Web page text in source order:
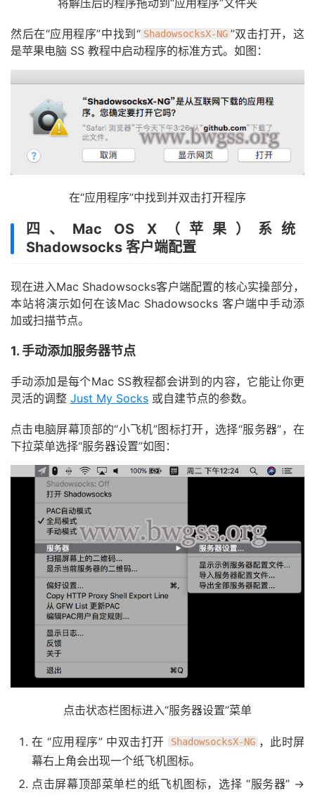
然后在“应用程序”中找到“ ShadowsocksX-NG ”双击打开，这
是苹果电脑 SS 教程中启动程序的标准方式。如图：
在“应用程序”中找到并双击打开程序
四、Mac OS X（苹果）系统
Shadowsocks 客户端配置
现在进入Mac Shadowsocks客户端配置的核心实操部分，
本站将演示如何在该Mac Shadowsocks 客户端中手动添
加或扫描节点。
1. 手动添加服务器节点
手动添加是每个Mac SS教程都会讲到的内容，它能让你更
灵活的调整 Just My Socks 或自建节点的参数。
点击电脑屏幕顶部的“小飞机”图标打开，选择“服务器”，在
下拉菜单选择“服务器设置”如图：
点击状态栏图标进入“服务器设置”菜单
在 “应用程序” 中双击打开 ShadowsocksX-NG ，此时屏
幕右上角会出现一个纸飞机图标。
点击屏幕顶部菜单栏的纸飞机图标，选择 “服务器” ->